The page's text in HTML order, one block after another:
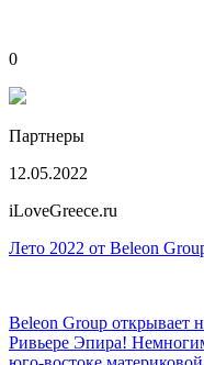
0
Партнеры
12.05.2022
iLoveGreece.ru
Лето 2022 от Beleon
Beleon Group открывает
Ривьере Эпира!